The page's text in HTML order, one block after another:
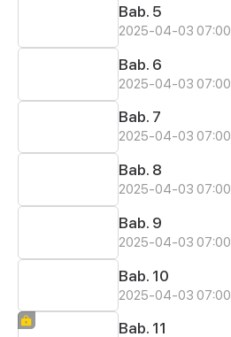
Bab. 5
2025-04-03 07:00
Bab. 6
2025-04-03 07:00
Bab. 7
2025-04-03 07:00
Bab. 8
2025-04-03 07:00
Bab. 9
2025-04-03 07:00
Bab. 10
2025-04-03 07:00
Bab. 11